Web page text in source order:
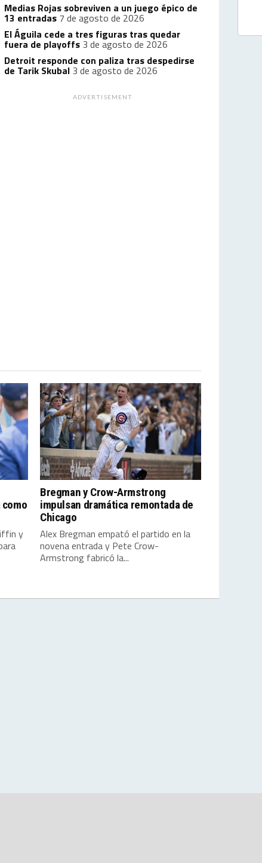
Medias Rojas sobreviven a un juego épico de
13 entradas 7 de agosto de 2026
El Águila cede a tres figuras tras quedar
fuera de playoffs 3 de agosto de 2026
Detroit responde con paliza tras despedirse
de Tarik Skubal 3 de agosto de 2026
ADVERTISEMENT
y
Bregman y Crow-Armstrong
impulsan dramática remontada de
Chicago
Alex Bregman empató el partido en la
novena entrada y Pete Crow-
Armstrong fabricó la...